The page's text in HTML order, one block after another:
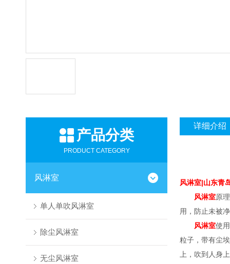
产品分类
PRODUCT CATEGORY
风淋室
单人单吹风淋室
除尘风淋室
无尘风淋室
详细介绍
风淋室|山东青
风淋室原
用，防止未被
风淋室使
粒子，带有尘
上，吹到人身